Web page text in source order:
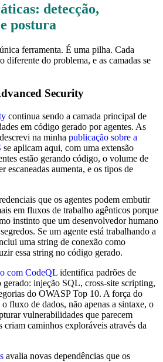
detecção,
postura
ferramenta. É uma pilha. Cada
diferente do problema, e as camadas se
Security
continua sendo a camada principal de
em código gerado por agentes. As
na minha publicação sobre a
se aplicam aqui, com uma extensão
estão gerando código, o volume de
escaneadas aumenta, e os tipos de
que os agentes podem embutir
em fluxos de trabalho agênticos porque
instinto que um desenvolvedor humano
Se um agente está trabalhando a
uma string de conexão como
essa string no código gerado.
com CodeQL identifica padrões de
injeção SQL, cross-site scripting,
do OWASP Top 10. A força do
fluxo de dados, não apenas a sintaxe, o
vulnerabilidades que parecem
criam caminhos exploráveis através da
avalia novas dependências que os